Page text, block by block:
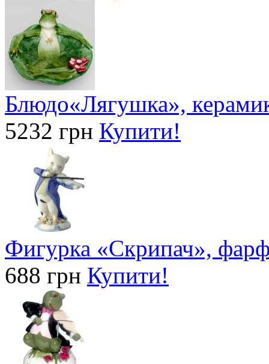
Блюдо«Лягушка»,
5232 грн Купити!
Фигурка «Скрипач»,
688 грн Купити!